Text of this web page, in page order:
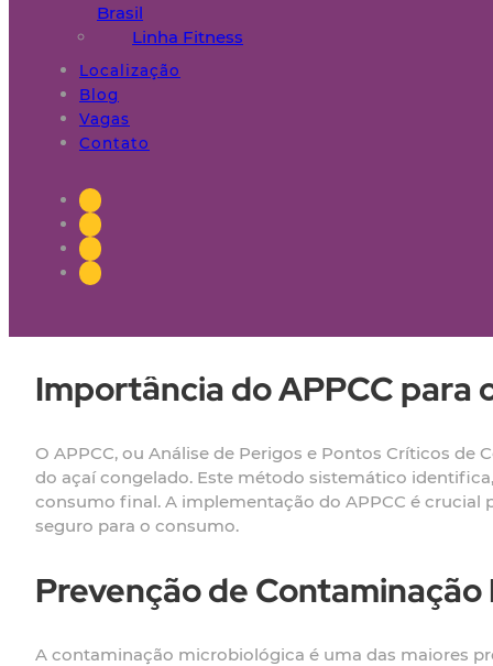
Brasil
Linha Fitness
Localização
Blog
Vagas
Contato
Importância do APPCC para
O APPCC, ou Análise de Perigos e Pontos Críticos
do açaí congelado. Este método sistemático
consumo final. A implementação do APPCC é
seguro para o consumo.
Prevenção de
A contaminação microbiológica é uma das maiores